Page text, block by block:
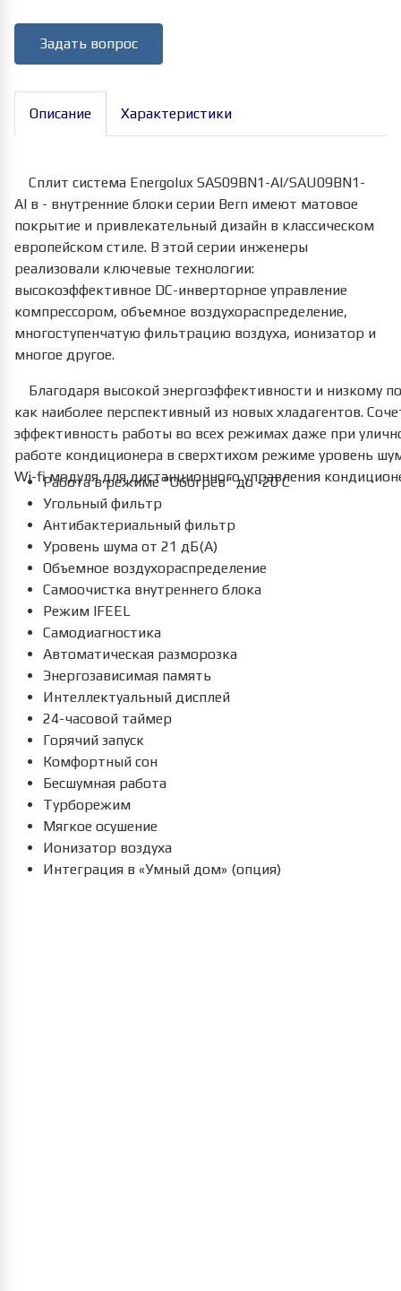
Задать вопрос
Описание Характеристики
Сплит система Energolux SAS09BN1-AI/SAU09BN1-
AI в - внутренние блоки серии Bern имеют матовое
покрытие и привлекательный дизайн в классическом
европейском стиле. В этой серии инженеры
реализовали ключевые технологии:
высокоэффективное DC-инверторное управление
компрессором, объемное воздухораспределение,
многоступенчатую фильтрацию воздуха, ионизатор и
многое другое.
Благодаря высокой энергоэффективности и низкому
как наиболее перспективный из новых хладагентов.
эффективность работы во всех режимах даже при
работе кондиционера в сверхтихом режиме уровень
Wi-fi модуля для дистанционного управления
Работа в режиме "Обогрев" до -20 С
Угольный фильтр
Антибактериальный фильтр
Уровень шума от 21 дБ(А)
Объемное воздухораспределение
Самоочистка внутреннего блока
Режим IFEEL
Самодиагностика
Автоматическая разморозка
Энергозависимая память
Интеллектуальный дисплей
24-часовой таймер
Горячий запуск
Комфортный сон
Бесшумная работа
Турборежим
Мягкое осушение
Ионизатор воздуха
Интеграция в «Умный дом» (опция)